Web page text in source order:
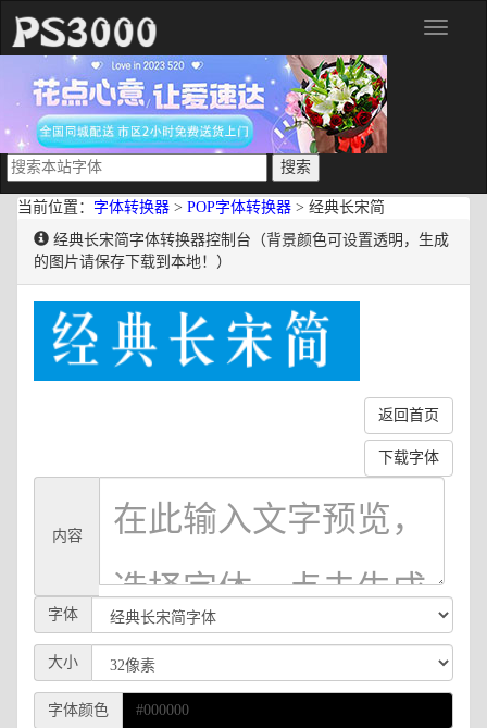
分
当前位置： 字体转换器 > POP字体转换器 > 经典长宋简
经典长宋简字体转换器控制台（背景颜色可设置透明，生成
的图片请保存下载到本地！）
返回首页
下载字体
内容
字体
大小
字体颜色